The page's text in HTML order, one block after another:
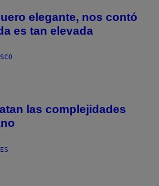
elegante, nos contó
es tan elevada
las complejidades